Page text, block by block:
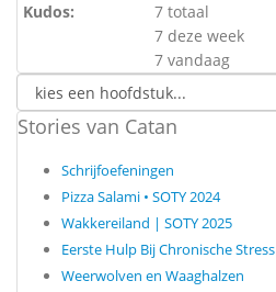
Kudos:
7 totaal
7 deze week
7 vandaag
Stories van Catan
Schrijfoefeningen
Pizza Salami • SOTY 2024
Wakkereiland | SOTY 2025
Eerste Hulp Bij Chronische Stress
Weerwolven en Waaghalzen